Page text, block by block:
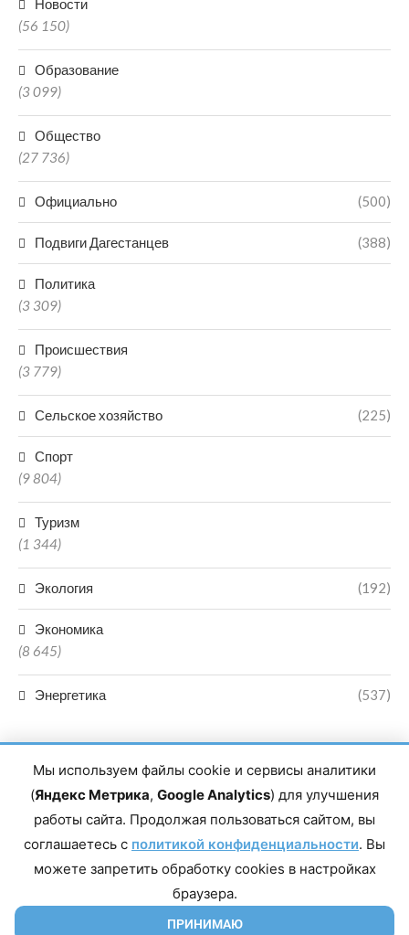
Новости
(56 150)
Образование
(3 099)
Общество
(27 736)
Официально (500)
Подвиги Дагестанцев (388)
Политика
(3 309)
Происшествия
(3 779)
Сельское хозяйство (225)
Спорт
(9 804)
Туризм
(1 344)
Экология (192)
Экономика
(8 645)
Энергетика (537)
Главный редактор сетевого издания Магомаев Тимур Нухович.
Контакты редакции: 8(988)-292-94-34 Почта: vestiskfo@gmail.com По
Республика Дагестан, г. Махачкала, пр-т Насрутдинова, д. 1а. Все
права защищены. Копирование и использование полных материалов
запрещено, частичное цитирование возможно только при условии
Мы используем файлы cookie и сервисы аналитики
(Яндекс Метрика, Google Analytics) для улучшения
работы сайта. Продолжая пользоваться сайтом, вы
соглашаетесь с политикой конфиденциальности. Вы
можете запретить обработку cookies в настройках
браузера.
ПРИНИМАЮ